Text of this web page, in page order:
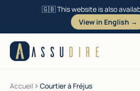
🇬🇧 This website is also
View in English →
Aller au contenu
ASSU DIRE
Accueil Courtier à Fréjus